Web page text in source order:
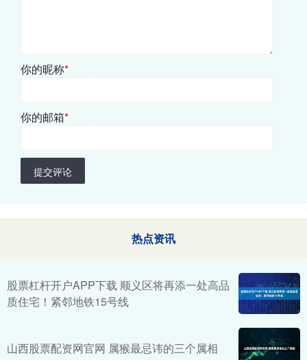
你的昵称*
你的邮箱*
提交评论
热点资讯
股票杠杆开户APP下载 顺义区将再添一处高品
质住宅！紧邻地铁15号线
山西股票配资网官网 属猴最忌讳的三个属相